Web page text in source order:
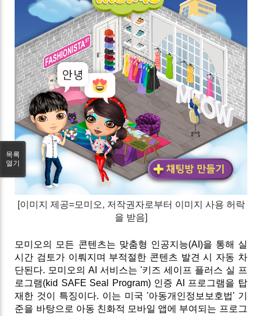
[이미지 제공=모미오, 저작권자로부터 이미지 사용 허락
을 받음]
모미오의 모든 콘텐츠는 맞춤형 인공지능(AI)을 통해 실
시간 검토가 이뤄지며 부적절한 콘텐츠 발견 시 자동 차
단된다. 모미오의 AI서비스는 '키즈 세이프 플러스 실 프
로그램(kid SAFE Seal Program) 인증 AI 프로그램을 탑
재한 것이 특징이다. 이는 미국 '아동개인정보보호법' 기
준을 바탕으로 아동 친화적 모바일 앱에 부여되는 프로그
목록
열기